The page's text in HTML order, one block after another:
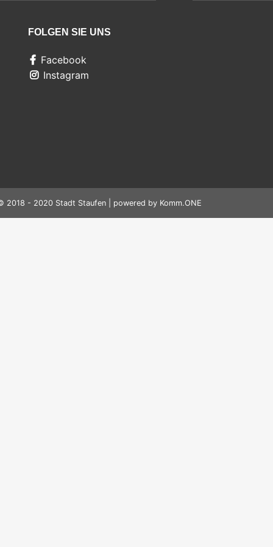
FOLGEN SIE UNS
Facebook
Instagram
2018 - 2020 Stadt Staufen | powered by Komm.ONE